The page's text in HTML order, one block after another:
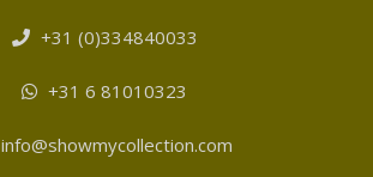
+31 (0)334840033
+31 6 81010323
info@showmycollection.com